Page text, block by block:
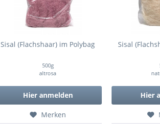
Sisal (Flachshaar) im Polybag
500g
altrosa
Hier anmelden
Merken
Sisal
Hier